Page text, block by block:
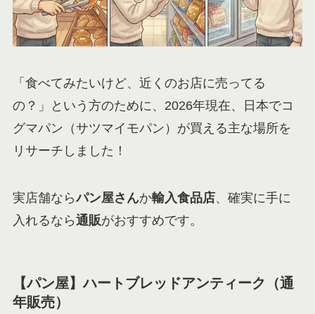
「食べてみたいけど、近くのお店に売ってる
の？」という方のために、2026年現在、日本でコ
グマパン（サツマイモパン）が買える主な場所を
リサーチしました！
実店舗ならパン屋さんか輸入食品店、確実に手に
入れるなら通販がおすすめです。
【パン屋】ハートブレッドアンティーク（通
年販売）